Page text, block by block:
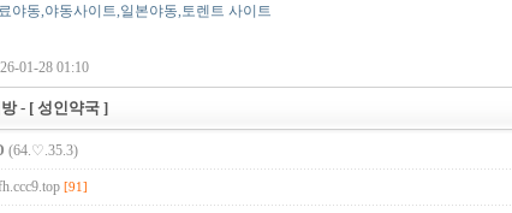
01-28 01:10
- [ 성인약국 ]
(64.♡.35.3)
[91]